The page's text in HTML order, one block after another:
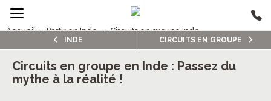
Accueil› Partir en Inde› Circuits en groupe Inde
2/5
Circuits en groupe Inde
4.6/5 (500 avis clients)
Circuits en groupe en Inde : Passez du
mythe à la réalité !
INDE CIRCUITS EN GROUPE